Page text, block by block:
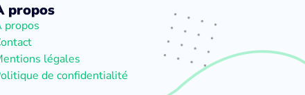
propos
propos
légales
de confidentialité